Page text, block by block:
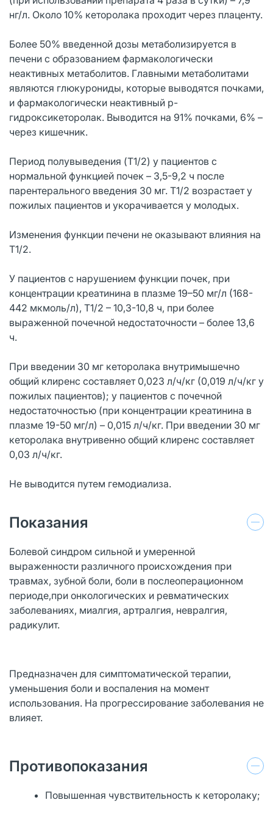
нг/л. Около 10% кеторолака проходит через плаценту.
Более 50% введенной дозы метаболизируется в
печени с образованием фармакологически
неактивных метаболитов. Главными метаболитами
являются глюкурониды, которые выводятся почками,
и фармакологически неактивный р-
гидроксикеторолак. Выводится на 91% почками, 6% –
через кишечник.
Период полувыведения (T1/2) у пациентов с
нормальной функцией почек – 3,5-9,2 ч после
парентерального введения 30 мг. T1/2 возрастает у
пожилых пациентов и укорачивается у молодых.
Изменения функции печени не оказывают влияния на
T1/2.
У пациентов с нарушением функции почек, при
концентрации креатинина в плазме 19–50 мг/л (168-
442 мкмоль/л), T1/2 – 10,3-10,8 ч, при более
выраженной почечной недостаточности – более 13,6
ч.
При введении 30 мг кеторолака внутримышечно
общий клиренс составляет 0,023 л/ч/кг (0,019 л/ч/кг у
пожилых пациентов); у пациентов с почечной
недостаточностью (при концентрации креатинина в
плазме 19-50 мг/л) – 0,015 л/ч/кг. При введении 30 мг
кеторолака внутривенно общий клиренс составляет
0,03 л/ч/кг.
Не выводится путем гемодиализа.
Показания
Болевой синдром сильной и умеренной
выраженности различного происхождения при
травмах, зубной боли, боли в послеоперационном
периоде,при онкологических и ревматических
заболеваниях, миалгия, артралгия, невралгия,
радикулит.
Предназначен для симптоматической терапии,
уменьшения боли и воспаления на момент
использования. На прогрессирование заболевания не
влияет.
Противопоказания
Повышенная чувствительность к кеторолаку;